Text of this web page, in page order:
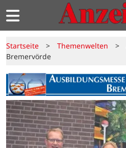
Startseite > Themenwelten >
Bremervörde